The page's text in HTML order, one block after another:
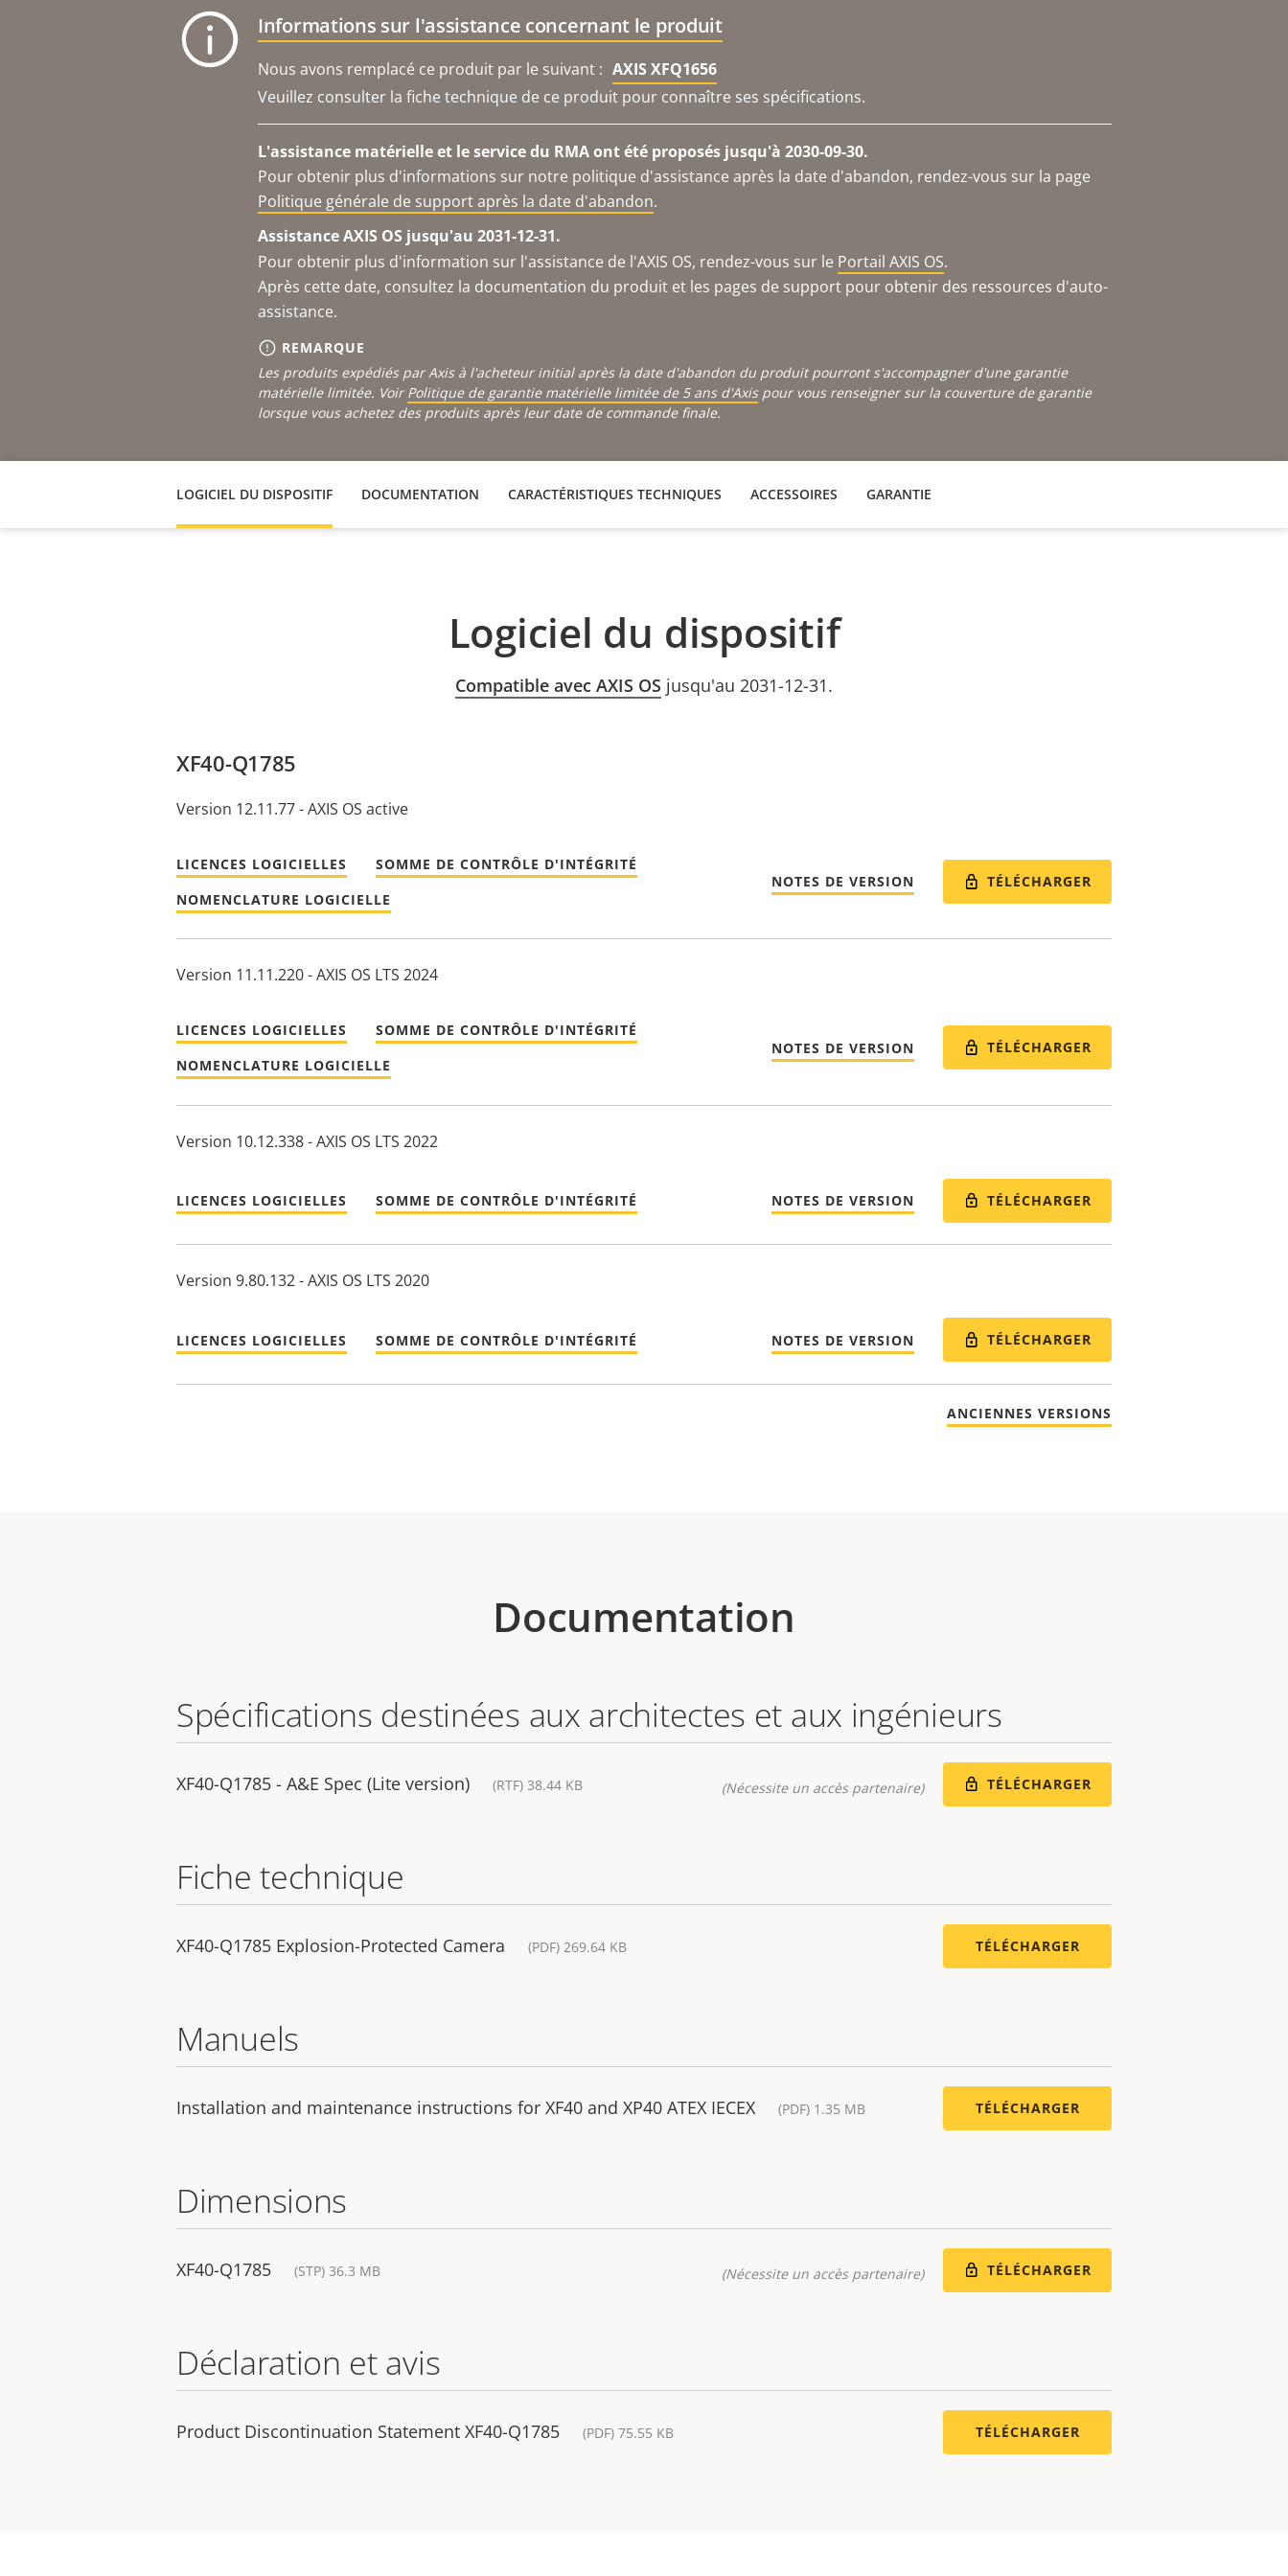
Informations sur l'assistance concernant le produit
Nous avons remplacé ce produit par le suivant : AXIS XFQ1656
Veuillez consulter la fiche technique de ce produit pour connaître ses spécifications.
L'assistance matérielle et le service du RMA ont été proposés jusqu'à 2030-09-30.
Pour obtenir plus d'informations sur notre politique d'assistance après la date d'abandon, rendez-vous sur la page
Politique générale de support après la date d'abandon.
Assistance AXIS OS jusqu'au 2031-12-31.
Pour obtenir plus d'information sur l'assistance de l'AXIS OS, rendez-vous sur le Portail AXIS OS.
Après cette date, consultez la documentation du produit et les pages de support pour obtenir des ressources d'auto-
assistance.
REMARQUE
Les produits expédiés par Axis à l'acheteur initial après la date d'abandon du produit pourront s'accompagner d'une garantie
matérielle limitée. Voir Politique de garantie matérielle limitée de 5 ans d'Axispour vous renseigner sur la couverture de garantie
lorsque vous achetez des produits après leur date de commande finale.
LOGICIEL DU DISPOSITIF DOCUMENTATION CARACTÉRISTIQUES TECHNIQUES ACCESSOIRES GARANTIE
Logiciel du dispositif
Compatible avec AXIS OS jusqu'au 2031-12-31.
XF40-Q1785
Version 12.11.77 - AXIS OS active
LICENCES LOGICIELLES
SOMME DE CONTRÔLE D'INTÉGRITÉ
NOMENCLATURE LOGICIELLE
NOTES DE VERSION TÉLÉCHARGER
Version 11.11.220 - AXIS OS LTS 2024
LICENCES LOGICIELLES
SOMME DE CONTRÔLE D'INTÉGRITÉ
NOMENCLATURE LOGICIELLE
NOTES DE VERSION TÉLÉCHARGER
Version 10.12.338 - AXIS OS LTS 2022
LICENCES LOGICIELLES SOMME DE CONTRÔLE D'INTÉGRITÉ NOTES DE VERSION TÉLÉCHARGER
Version 9.80.132 - AXIS OS LTS 2020
LICENCES LOGICIELLES SOMME DE CONTRÔLE D'INTÉGRITÉ NOTES DE VERSION TÉLÉCHARGER
ANCIENNES VERSIONS
Documentation
Spécifications destinées aux architectes et aux ingénieurs
XF40-Q1785 - A&E Spec (Lite version) (RTF) 38.44 KB (Nécessite un accès partenaire) TÉLÉCHARGER
Fiche technique
XF40-Q1785 Explosion-Protected Camera (PDF) 269.64 KB TÉLÉCHARGER
Manuels
Installation and maintenance instructions for XF40 and XP40 ATEX IECEX (PDF) 1.35 MB TÉLÉCHARGER
Dimensions
XF40-Q1785 (STP) 36.3 MB (Nécessite un accès partenaire) TÉLÉCHARGER
Déclaration et avis
Product Discontinuation Statement XF40-Q1785 (PDF) 75.55 KB TÉLÉCHARGER